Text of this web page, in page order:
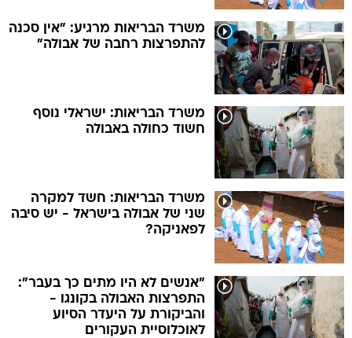
משרד הבריאות מרגיע: "אין סכנה
להתפרצות רחבה של אבולה"
משרד הבריאות: ישראלי נוסף
חשוד כחולה באבולה
משרד הבריאות: חשד למקרה
שני של אבולה בישראל - יש סיבה
לפאניקה?
"אנשים לא היו מתים כך בעבר":
התפרצות האבולה בקונגו -
והביקורת על היעדר הסיוע
לאוכלוסיית העקורים